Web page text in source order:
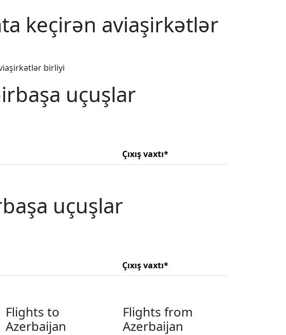
keçirən aviaşirkətlər
birliyi
uçuşlar
Çıxış vaxtı*
uçuşlar
Çıxış vaxtı*
Flights to
Azerbaijan
Flights from
Azerbaijan